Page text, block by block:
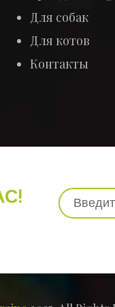
Для собак
Для котов
Контакты